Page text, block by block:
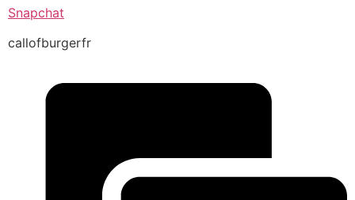
Snapchat
callofburgerfr